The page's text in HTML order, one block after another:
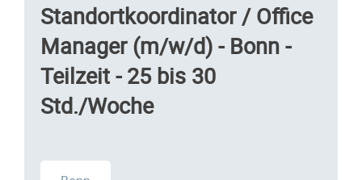
Standortkoordinator / Office
Manager (m/w/d) - Bonn -
Teilzeit - 25 bis 30
Std./Woche